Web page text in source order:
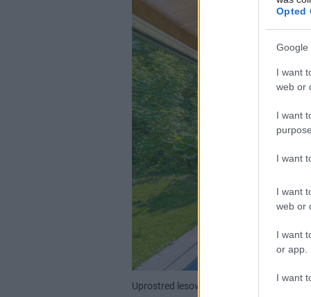
Opted
Google
I want
web or
I want
I want
I want
web or
I want
or app.
I want
Uprostred lesov vyrástla chatka pre relax